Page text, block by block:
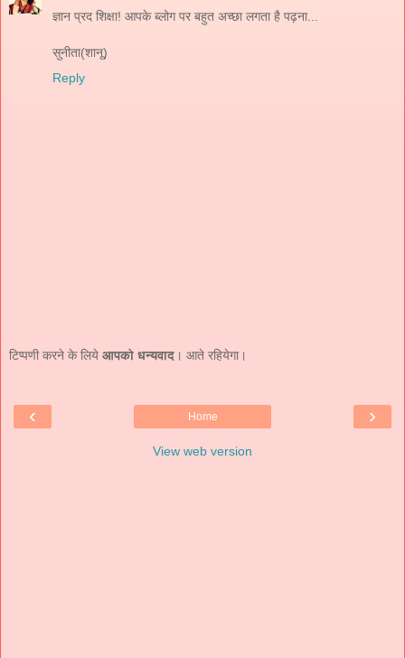
ज्ञान प्रद शिक्षा! आपके ब्लोग पर बहुत अच्छा लगता है पढ़ना...
सुनीता(शानू)
Reply
टिप्पणी करने के लिये आपको धन्यवाद । आते रहियेगा।
‹ ›
Home
View web version